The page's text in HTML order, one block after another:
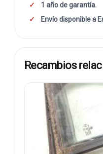
1 año de garantía.
Envío disponible a
Recambios